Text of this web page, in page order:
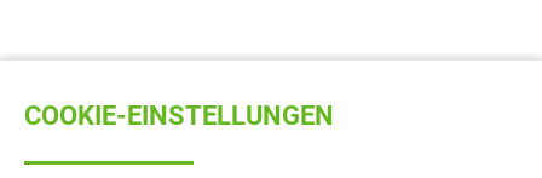
COOKIE-EINSTELLUNGEN